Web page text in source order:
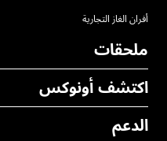
أفران الغاز التجارية
ملحقات
جميع الملحقات
منظفات الغسيل اليدوي
اكتشف أونوكس
مكاتبنا حول العالم
الدعم